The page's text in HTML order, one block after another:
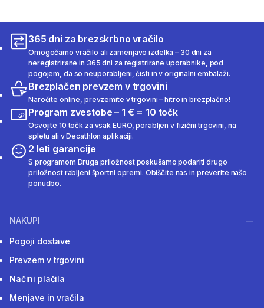
365 dni za brezskrbno vračilo
Omogočamo vračilo ali zamenjavo izdelka – 30 dni za
neregistrirane in 365 dni za registrirane uporabnike, pod
pogojem, da so neuporabljeni, čisti in v originalni embalaži.
Brezplačen prevzem v trgovini
Naročite online, prevzemite v trgovini – hitro in brezplačno!
Program zvestobe – 1 € = 10 točk
Osvojite 10 točk za vsak EURO, porabljen v fizični trgovini, na
spletu ali v Decathlon aplikaciji.
2 leti garancije
S programom Druga priložnost poskušamo podariti drugo
priložnost rabljeni športni opremi. Obiščite nas in preverite našo
ponudbo.
NAKUPI
Pogoji dostave
Prevzem v trgovini
Načini plačila
Menjave in vračila